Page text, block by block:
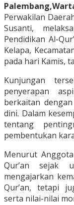
Perwakilan
Susanti,
Pendidikan Al-
Kelapa,
pada hari Kamis,
Kunjungan
penyerapan
berkaitan
dini. Dalam
tentang
pembentukan
Menurut
Qur’an sejak
mengajarkan
Qur’an, tetapi
serta nilai-nilai